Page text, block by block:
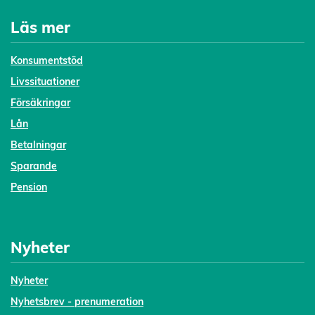
Läs mer
Konsumentstöd
Livssituationer
Försäkringar
Lån
Betalningar
Sparande
Pension
Nyheter
Nyheter
Nyhetsbrev - prenumeration